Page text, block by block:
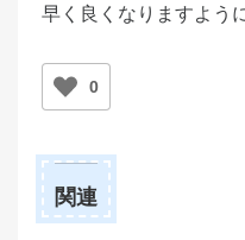
早く良くなりますように
0
関連